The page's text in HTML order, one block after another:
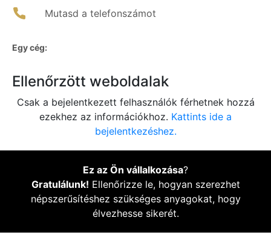
Mutasd a telefonszámot
Egy cég:
Ellenőrzött weboldalak
Csak a bejelentkezett felhasználók férhetnek hozzá
ezekhez az információkhoz. Kattints ide a
bejelentkezéshez.
Ez az Ön vállalkozása?
Gratulálunk! Ellenőrizze le, hogyan szerezhet
népszerűsítéshez szükséges anyagokat, hogy
élvezhesse sikerét.